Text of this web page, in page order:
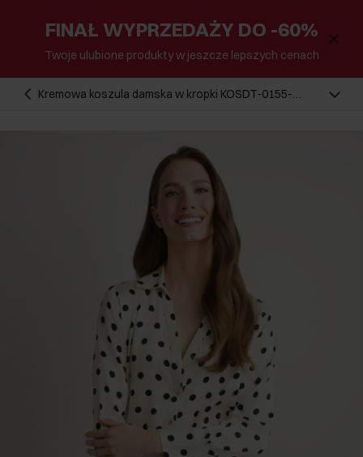
FINAŁ WYPRZEDAŻY DO -60%
Twoje ulubione produkty w jeszcze lepszych cenach
Kremowa koszula damska w kropki KOSDT-0155-